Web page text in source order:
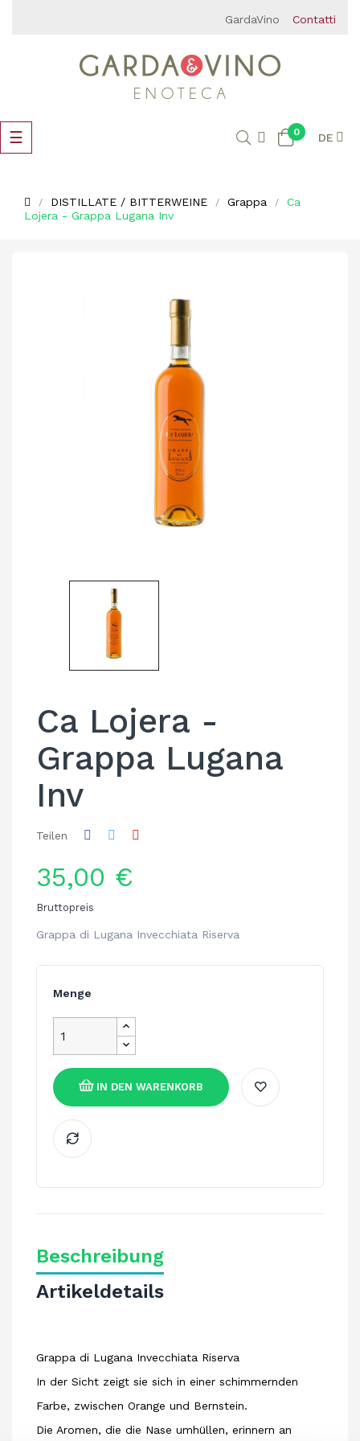
GardaVino Contatti
Umschalten
der
☰ 0 DE
DISTILLATE / BITTERWEINE Grappa
Ca
Lojera - Grappa Lugana Inv
Ca Lojera -
Grappa Lugana
Inv
Teilen
35,00 €
Bruttopreis
Grappa di Lugana Invecchiata Riserva
Menge
IN DEN WARENKORB
Beschreibung
Artikeldetails
Grappa di Lugana Invecchiata Riserva
In der Sicht zeigt sie sich in einer schimmernden
Farbe, zwischen Orange und Bernstein.
Die Aromen, die die Nase umhüllen, erinnern an